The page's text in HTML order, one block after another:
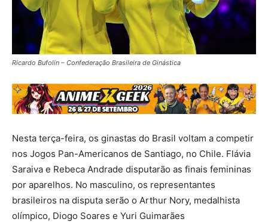
Ricardo Bufolin – Confederação Brasileira de Ginástica
Nesta terça-feira, os ginastas do Brasil voltam a competir
nos Jogos Pan-Americanos de Santiago, no Chile. Flávia
Saraiva e Rebeca Andrade disputarão as finais femininas
por aparelhos. No masculino, os representantes
brasileiros na disputa serão o Arthur Nory, medalhista
olímpico, Diogo Soares e Yuri Guimarães